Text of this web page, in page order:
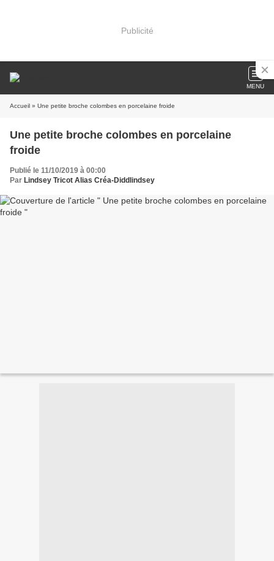
Publicité
MENU
Accueil » Une petite broche colombes en porcelaine froide
Une petite broche colombes en porcelaine
froide
Publié le 11/10/2019 à 00:00
Par Lindsey Tricot Alias Créa-Diddlindsey